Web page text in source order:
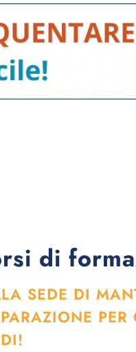
di
SEDE DI